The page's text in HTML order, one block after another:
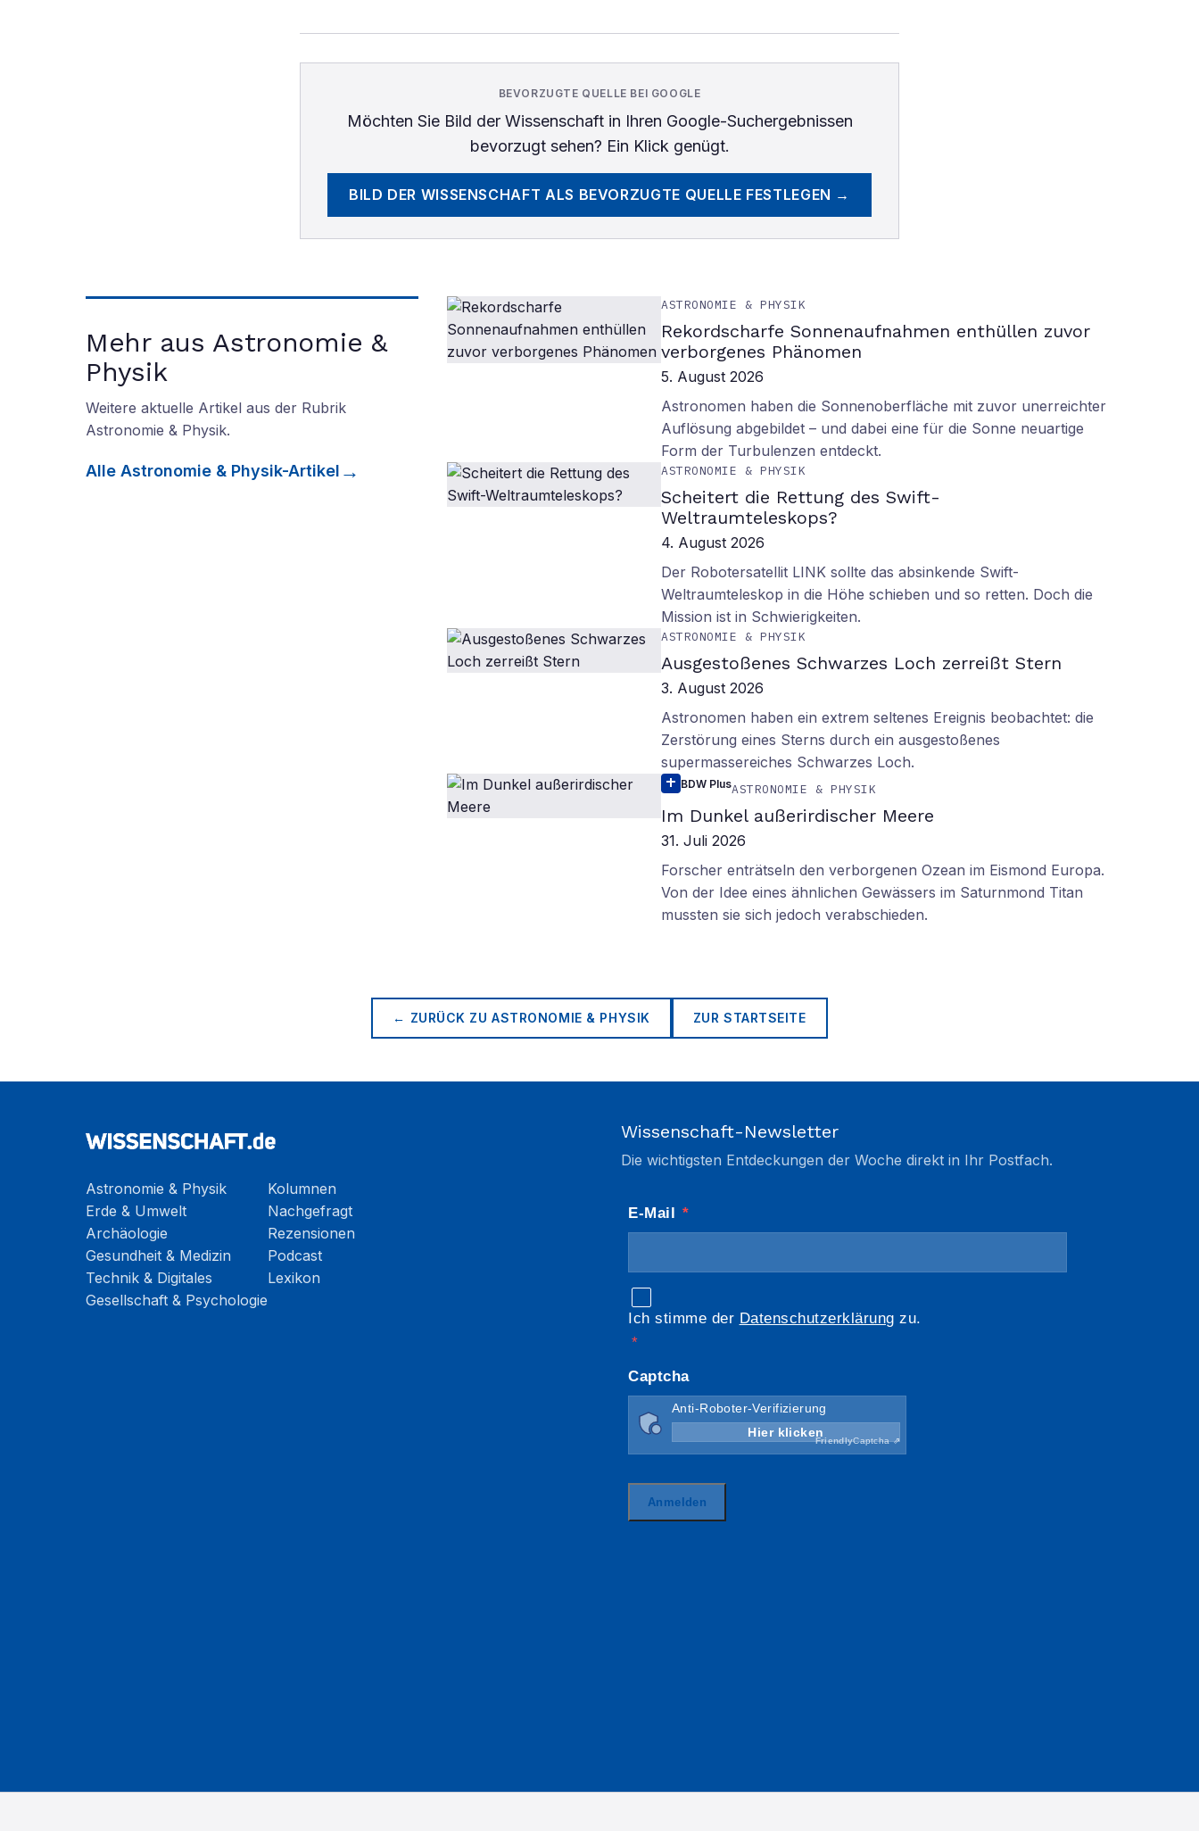
BEVORZUGTE QUELLE BEI GOOGLE
Möchten Sie Bild der Wissenschaftin Ihren Google-Suchergebnissen
bevorzugt sehen? Ein Klick genügt.
BILD DER WISSENSCHAFT ALS BEVORZUGTE QUELLE FESTLEGEN →
Mehr aus Astronomie &
Physik
Weitere aktuelle Artikel aus der Rubrik
Astronomie & Physik.
Alle Astronomie & Physik-Artikel
ASTRONOMIE & PHYSIK
Rekordscharfe Sonnenaufnahmen enthüllen zuvor
verborgenes Phänomen
5. August 2026
Astronomen haben die Sonnenoberfläche mit zuvor unerreichter
Auflösung abgebildet – und dabei eine für die Sonne neuartige
Form der Turbulenzen entdeckt.
ASTRONOMIE & PHYSIK
Scheitert die Rettung des Swift-
Weltraumteleskops?
4. August 2026
Der Robotersatellit LINK sollte das absinkende Swift-
Weltraumteleskop in die Höhe schieben und so retten. Doch die
Mission ist in Schwierigkeiten.
ASTRONOMIE & PHYSIK
Ausgestoßenes Schwarzes Loch zerreißt Stern
3. August 2026
Astronomen haben ein extrem seltenes Ereignis beobachtet: die
Zerstörung eines Sterns durch ein ausgestoßenes
supermassereiches Schwarzes Loch.
BDW PlusASTRONOMIE & PHYSIK
Im Dunkel außerirdischer Meere
31. Juli 2026
Forscher enträtseln den verborgenen Ozean im Eismond Europa.
Von der Idee eines ähnlichen Gewässers im Saturnmond Titan
mussten sie sich jedoch verabschieden.
← ZURÜCK ZUASTRONOMIE & PHYSIK ZUR STARTSEITE
Astronomie & Physik
Erde & Umwelt
Archäologie
Gesundheit & Medizin
Technik & Digitales
Gesellschaft & Psychologie
Kolumnen
Nachgefragt
Rezensionen
Podcast
Lexikon
Wissenschaft-Newsletter
Die wichtigsten Entdeckungen der Woche direkt in Ihr Postfach.